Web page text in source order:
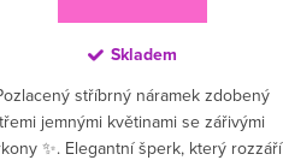
Skladem
stříbrný náramek zdobený
třemi jemnými květinami se zářivými
✨. Elegantní šperk, který rozzáří